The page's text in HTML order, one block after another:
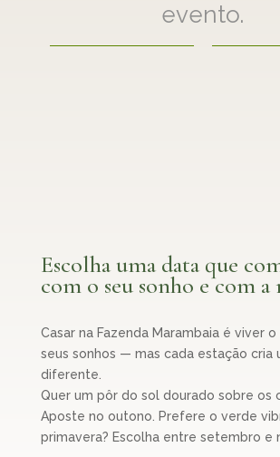
evento.
Escolha uma data que
com o seu sonho e com a
Casar na Fazenda Marambaia é viver
seus sonhos — mas cada estação cria
diferente.
Quer um pôr do sol dourado sobre os
Aposte no outono. Prefere o verde
primavera? Escolha entre setembro e